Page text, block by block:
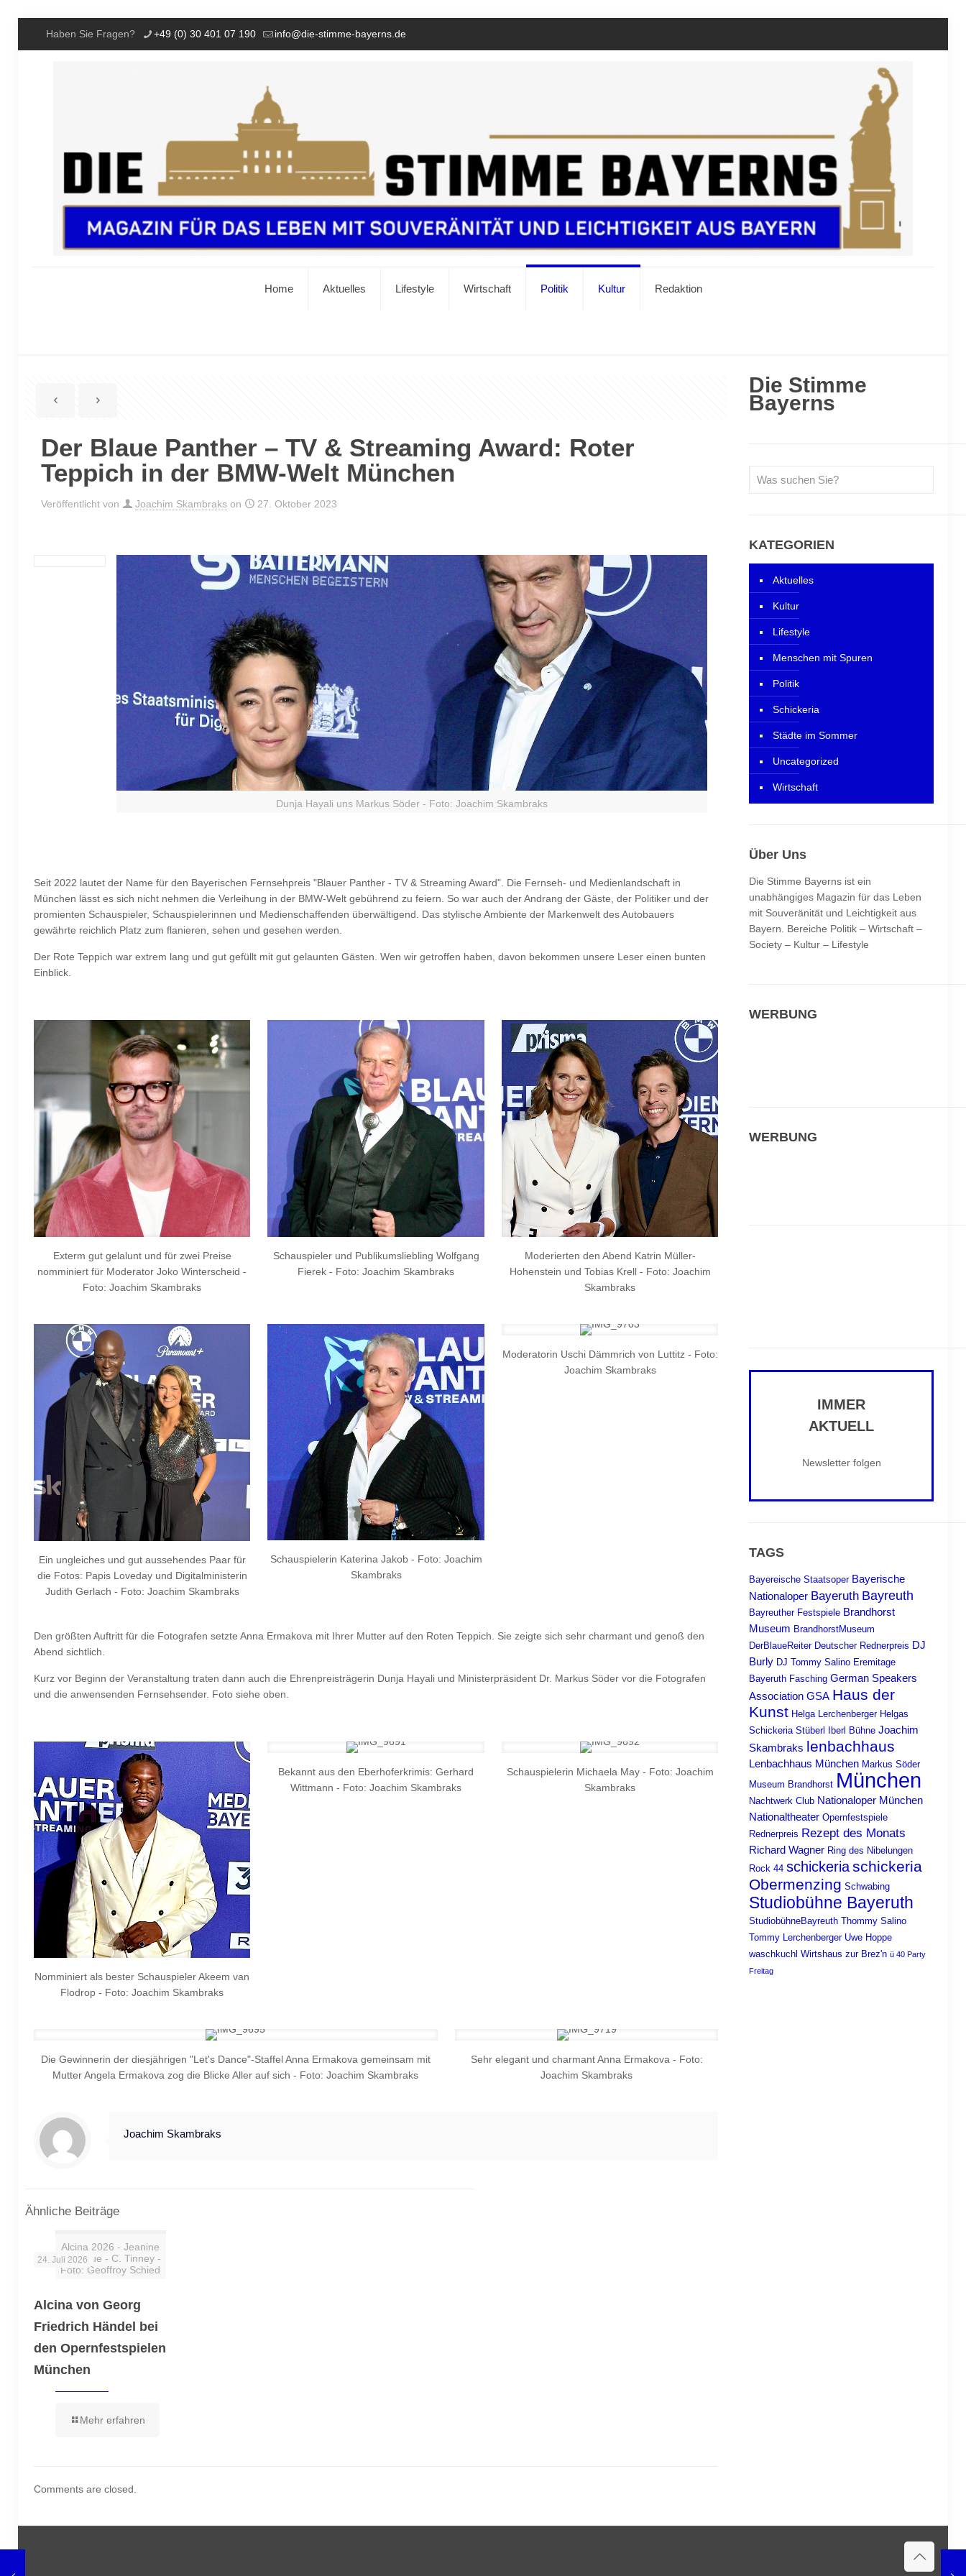
Haben Sie Fragen? +49 (0) 30 401 07 190 info@die-stimme-bayerns.de
Home Aktuelles Lifestyle Wirtschaft Politik Kultur Redaktion
Der Blaue Panther – TV & Streaming Award: Roter
Teppich in der BMW-Welt München
Veröffentlicht von Joachim Skambraks on 27. Oktober 2023
Dunja Hayali uns Markus Söder - Foto: Joachim Skambraks
Seit 2022 lautet der Name für den Bayerischen Fernsehpreis "Blauer Panther - TV & Streaming Award". Die Fernseh- und Medienlandschaft in
München lässt es sich nicht nehmen die Verleihung in der BMW-Welt gebührend zu feiern. So war auch der Andrang der Gäste, der Politiker und der
promienten Schauspieler, Schauspielerinnen und Medienschaffenden überwältigend. Das stylische Ambiente der Markenwelt des Autobauers
gewährte reichlich Platz zum flanieren, sehen und gesehen werden.
Der Rote Teppich war extrem lang und gut gefüllt mit gut gelaunten Gästen. Wen wir getroffen haben, davon bekommen unsere Leser einen bunten
Einblick.
Exterm gut gelalunt und für zwei Preise
nomminiert für Moderator Joko Winterscheid -
Foto: Joachim Skambraks
Schauspieler und Publikumsliebling Wolfgang
Fierek - Foto: Joachim Skambraks
Moderierten den Abend Katrin Müller-
Hohenstein und Tobias Krell - Foto: Joachim
Skambraks
Ein ungleiches und gut aussehendes Paar für
die Fotos: Papis Loveday und Digitalministerin
Judith Gerlach - Foto: Joachim Skambraks
Schauspielerin Katerina Jakob - Foto: Joachim
Skambraks
Moderatorin Uschi Dämmrich von Luttitz - Foto:
Joachim Skambraks
Den größten Auftritt für die Fotografen setzte Anna Ermakova mit Ihrer Mutter auf den Roten Teppich. Sie zeigte sich sehr charmant und genoß den
Abend sichtlich.
Kurz vor Beginn der Veranstaltung traten dann auch die Ehrenpreisträgerin Dunja Hayali und Ministerpräsident Dr. Markus Söder vor die Fotografen
und die anwensenden Fernsehsender. Foto siehe oben.
Nomminiert als bester Schauspieler Akeem van
Flodrop - Foto: Joachim Skambraks
Bekannt aus den Eberhoferkrimis: Gerhard
Wittmann - Foto: Joachim Skambraks
Schauspielerin Michaela May - Foto: Joachim
Skambraks
Die Gewinnerin der diesjährigen "Let's Dance"-Staffel Anna Ermakova gemeinsam mit
Mutter Angela Ermakova zog die Blicke Aller auf sich - Foto: Joachim Skambraks
Sehr elegant und charmant Anna Ermakova - Foto:
Joachim Skambraks
Joachim Skambraks
Ähnliche Beiträge
Alcina 2026 - Jeanine
De Bique - C. Tinney -
Foto: Geoffroy Schied
24. Juli 2026
Alcina von Georg
Friedrich Händel bei
den Opernfestspielen
München
Mehr erfahren
Comments are closed.
Die Stimme
Bayerns
KATEGORIEN
Aktuelles
Kultur
Lifestyle
Menschen mit Spuren
Politik
Schickeria
Städte im Sommer
Uncategorized
Wirtschaft
Über Uns
Die Stimme Bayerns ist ein
unabhängiges Magazin für das Leben
mit Souveränität und Leichtigkeit aus
Bayern. Bereiche Politik – Wirtschaft –
Society – Kultur – Lifestyle
WERBUNG
WERBUNG
IMMER
AKTUELL
Newsletter folgen
TAGS
Bayereische Staatsoper Bayerische
Nationaloper Bayeruth Bayreuth
Bayreuther Festspiele Brandhorst
Museum BrandhorstMuseum
DerBlaueReiter Deutscher Rednerpreis DJ
Burly DJ Tommy Salino Eremitage
Bayeruth Fasching German Speakers
Association GSA Haus der
Kunst Helga Lerchenberger Helgas
Schickeria Stüberl Iberl Bühne Joachim
Skambraks lenbachhaus
Lenbachhaus München Markus Söder
Museum Brandhorst München
Nachtwerk Club Nationaloper München
Nationaltheater Opernfestspiele
Rednerpreis Rezept des Monats
Richard Wagner Ring des Nibelungen
Rock 44 schickeriaschickeria
Obermenzing Schwabing
Studiobühne Bayeruth
StudiobühneBayreuth Thommy Salino
Tommy Lerchenberger Uwe Hoppe
waschkuchl Wirtshaus zur Brez'n ü 40 Party
Freitag